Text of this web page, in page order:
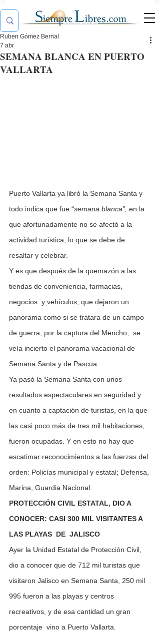
SEMANA BLANCA EN PUERTO
VALLARTA
Ruben Gómez Bernal
7 abr
Puerto Vallarta ya libró la Semana Santa y
todo indica que fue “semana blanca”, en la
que afortunadamente no se afectó a la
actividad turística, lo que se debe de
resaltar y celebrar.
Y es que después de la quemazón a las
tiendas de conveniencia, farmacias,
negocios  y vehículos, que dejaron un
panorama como si se tratara de un campo
de guerra, por la captura del Mencho,  se
veía incierto el panorama vacacional de
Semana Santa y de Pascua.
Ya pasó la Semana Santa con unos
resultados espectaculares en seguridad y
en cuanto a captación de turistas, en la que
las casi poco más de tres mil habitaciones,
fueron ocupadas. Y en esto no hay que
escatimar reconocimientos a las fuerzas del
orden: Policías municipal y estatal; Defensa,
Marina, Guardia Nacional.
PROTECCIÓN CIVIL ESTATAL, DIO A
CONOCER: CASI 300 MIL VISITANTES A
LAS PLAYAS  DE  JALISCO
Ayer la Unidad Estatal de Protección Civil,
dio a conocer que de 712 mil turistas que
visitaron Jalisco en Semana Santa, 250 mil
995 fueron a las playas y centros
recreativos, y de esa cantidad un gran
porcentaje  vino a Puerto Vallarta.